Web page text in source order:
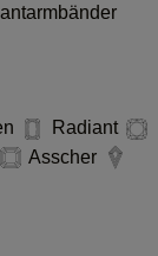
Radiant
Asscher